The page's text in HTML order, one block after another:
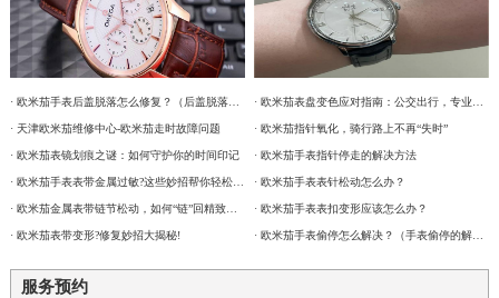
· 欧米茄手表后盖脱落怎么修复？（后盖脱落解决办法）
· 天津欧米茄维修中心-欧米茄走时故障问题
· 欧米茄表镜划痕之谜：如何守护你的时间印记
· 欧米茄手表表带金属过敏?这些妙招帮你轻松解决
· 欧米茄金属表带链节松动，如何“链”回精致时光?
· 欧米茄表带变形?修复妙招大揭秘!
· 欧米茄指针氧化，骑行路上不再“失时”
· 欧米茄手表指针停走的解决方法
· 欧米茄手表表针松动怎么办？
· 欧米茄手表表扣变形应该怎么办？
服务预约